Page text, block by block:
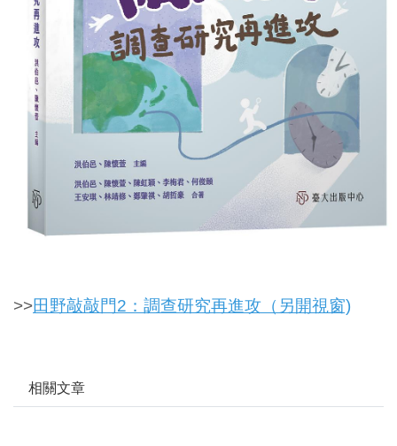
>>田野敲敲門2：調查研究再進攻（另開視窗)
相關文章